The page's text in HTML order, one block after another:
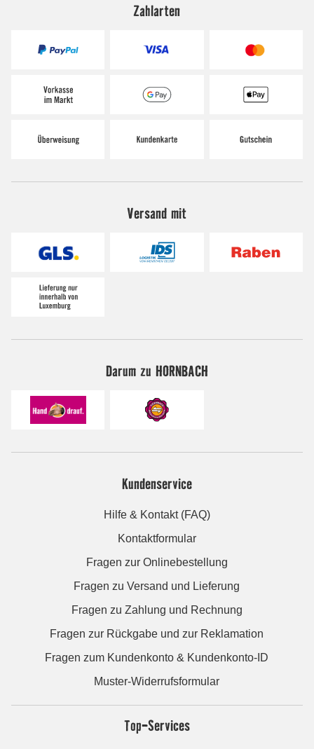
Zahlarten
Versand mit
Darum zu HORNBACH
Kundenservice
Hilfe & Kontakt (FAQ)
Kontaktformular
Fragen zur Onlinebestellung
Fragen zu Versand und Lieferung
Fragen zu Zahlung und Rechnung
Fragen zur Rückgabe und zur Reklamation
Fragen zum Kundenkonto & Kundenkonto-ID
Muster-Widerrufsformular
Top-Services